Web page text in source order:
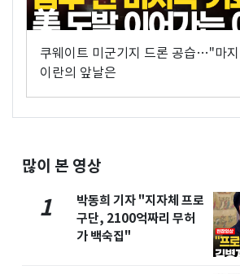
쿠웨이트 미군기지 드론 공습…"마
이란의 앞날은
많이 본 영상
1
박동희 기자 "지자체 프로
구단, 2100억짜리 무허
가 백숙집"